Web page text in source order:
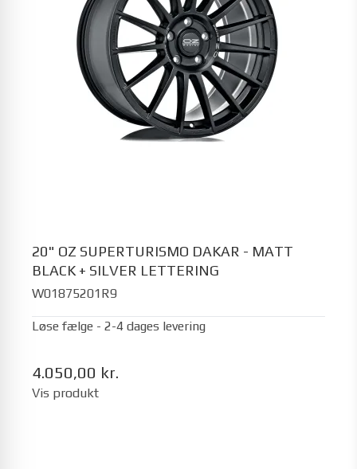
20" OZ SUPERTURISMO DAKAR - MATT
BLACK + SILVER LETTERING
W01875201R9
Løse fælge - 2-4 dages levering
4.050,00 kr.
Vis produkt